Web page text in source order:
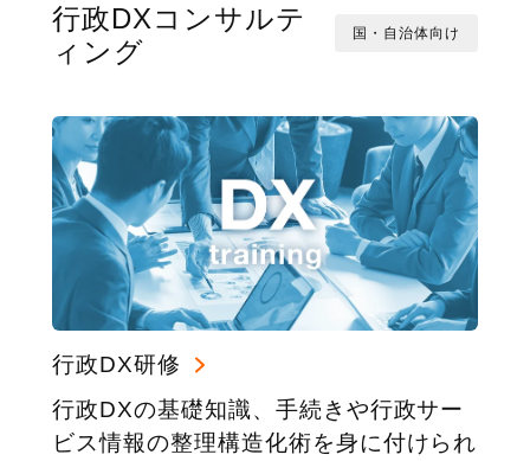
国・自治体向け
行政DXコンサルテ
ィング
行政DX研修
行政DXの基礎知識、手続きや行政サー
ビス情報の整理構造化術を身に付けられ